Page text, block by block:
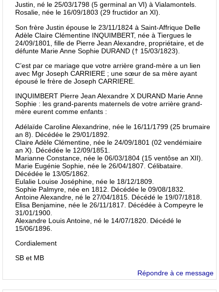
Justin, né le 25/03/1798 (5 germinal an VI) à Vialamontels.
Rosalie, née le 16/09/1803 (29 fructidor an XI).
Son frère Justin épouse le 23/11/1824 à Saint-Affrique Delle
Adèle Claire Clémentine INQUIMBERT, née à Tiergues le
24/09/1801, fille de Pierre Jean Alexandre, propriétaire, et de
défunte Marie Anne Sophie DURAND († 15/03/1823).
C’est par ce mariage que votre arrière grand-mère a un lien
avec Mgr Joseph CARRIERE ; une sœur de sa mère ayant
épousé le frère de Joseph CARRIERE.
INQUIMBERT Pierre Jean Alexandre X DURAND Marie Anne
Sophie : les grand-parents maternels de votre arrière grand-
mère eurent comme enfants :
Adélaïde Caroline Alexandrine, née le 16/11/1799 (25 brumaire
an 8). Décédée le 29/01/1892.
Claire Adèle Clémentine, née le 24/09/1801 (02 vendémiaire
an X). Décédée le 12/09/1851.
Marianne Constance, née le 06/03/1804 (15 ventôse an XII).
Marie Eugénie Sophie, née le 26/04/1807. Célibataire.
Décédée le 13/05/1862.
Eulalie Louise Joséphine, née le 18/12/1809.
Sophie Palmyre, née en 1812. Décédée le 09/08/1832.
Antoine Alexandre, né le 27/04/1815. Décédé le 19/07/1818.
Elisa Benjamine, née le 26/11/1817. Décédée à Compeyre le
31/01/1900.
Alexandre Louis Antoine, né le 14/07/1820. Décédé le
15/06/1896.
Cordialement
SB et MB
Répondre à ce message